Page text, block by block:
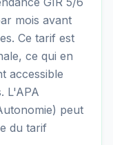
mois avant
Ce tarif est
ce qui en
accessible
L'APA
peut
du tarif